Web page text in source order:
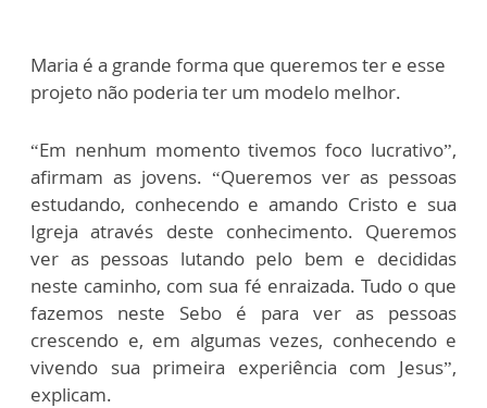
Maria é a grande forma que queremos ter e esse
projeto não poderia ter um modelo melhor.
“Em nenhum momento tivemos foco lucrativo”,
afirmam as jovens. “Queremos ver as pessoas
estudando, conhecendo e amando Cristo e sua
Igreja através deste conhecimento. Queremos
ver as pessoas lutando pelo bem e decididas
neste caminho, com sua fé enraizada. Tudo o que
fazemos neste Sebo é para ver as pessoas
crescendo e, em algumas vezes, conhecendo e
vivendo sua primeira experiência com Jesus”,
explicam.